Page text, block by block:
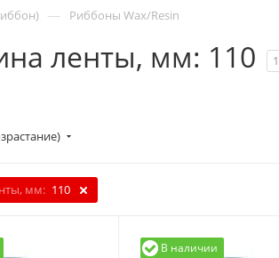
— Риббоны Wax/Resin
ленты, мм: 110
мм: 110
В наличии